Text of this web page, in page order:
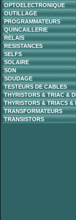
OPTOELECTRONIQUE
OUTILLAGE
PROGRAMMATEURS
QUINCAILLERIE
RELAIS
RESISTANCES
SELFS
SOLAIRE
SON
SOUDAGE
TESTEURS DE CABLES
THYRISTORS & TRIAC &
THYRISTORS & TRIACS &
TRANSFORMATEURS
TRANSISTORS